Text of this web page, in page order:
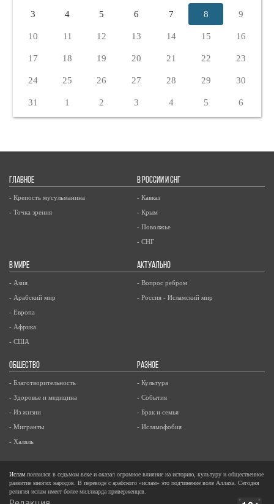
3 4 5 6 7 8 9
10 11 12 13 14 15 16
17 18 19 20 21 22 23
24 25 26 27 28 29 30
31 1 2 3 4 5 6
ГЛАВНОЕ
- Крепость мусульманина
- Точка зрения
В РОССИИ И СНГ
- Кавказ
- Крым
- Поволжье
- СНГ
В МИРЕ
- Азия
- Арабский мир
- Европа
- Африка
- США
АКТУАЛЬНО
- Вопрос ребром
- Россия - Исламский мир
ОБЩЕСТВО
- Благотворительность
- Здоровье и медицина
- Из жизни
- Мигранты
- Халяль
РАЗНОЕ
- Культура
- События
- Брак и семья
- Исламофобия
Ислам появился в седьмом веке и оказал огромное влияние на историю, культуру и общественное
развитие многих народов. В переводе с арабского «ислам» это подчинение воле Аллаха. Сегодня
религия ислам имеет более миллиарда приверженцев.